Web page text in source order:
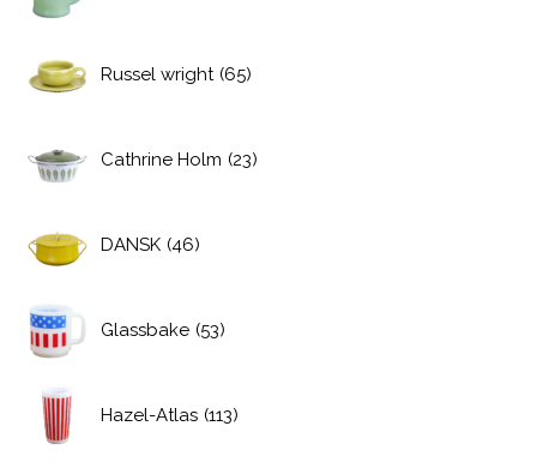
Russel wright (65)
Cathrine Holm (23)
DANSK (46)
Glassbake (53)
Hazel-Atlas (113)